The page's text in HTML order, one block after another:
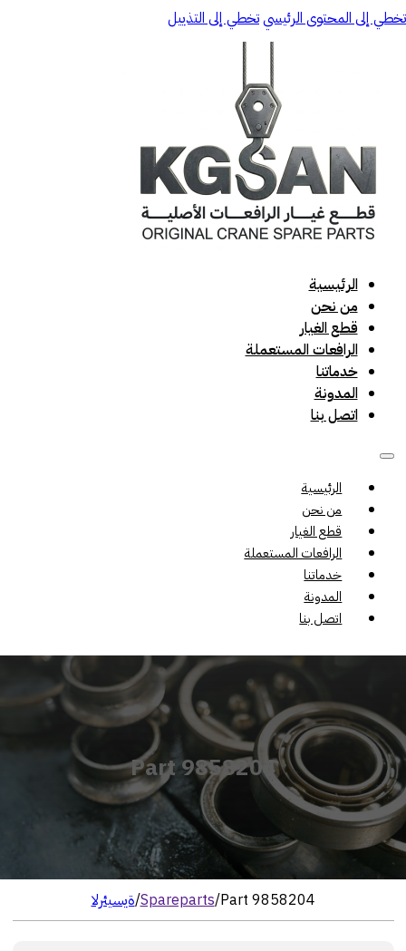
تخطي إلى المحتوى الرئيسيتخطي إلى التذييل
الرئيسية
من نحن
قطع الغيار
الرافعات المستعملة
خدماتنا
المدونة
اتصل بنا
الرئيسية
من نحن
قطع الغيار
الرافعات المستعملة
خدماتنا
المدونة
اتصل بنا
Part 9858204
الرئيسية/Spareparts/Part 9858204